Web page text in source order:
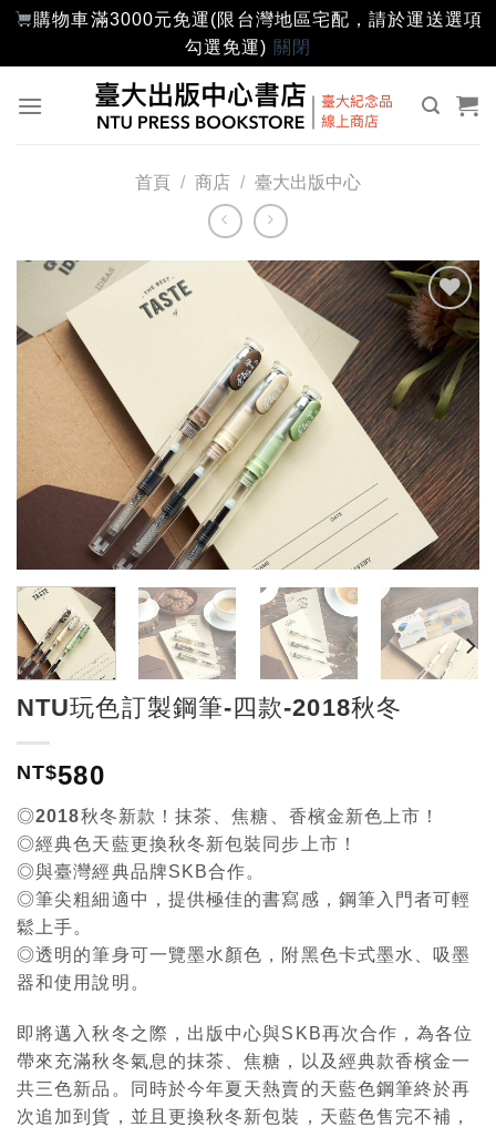
購物車滿3000元免運(限台灣地區宅配，請於運送選項
勾選免運) 關閉
首頁 / 商店 / 臺大出版中心
加入
「願
望輕
單」
NTU玩色訂製鋼筆-四款-2018秋冬
NT$580
◎2018秋冬新款！抹茶、焦糖、香檳金新色上市！
◎經典色天藍更換秋冬新包裝同步上市！
◎與臺灣經典品牌SKB合作。
◎筆尖粗細適中，提供極佳的書寫感，鋼筆入門者可輕
鬆上手。
◎透明的筆身可一覽墨水顏色，附黑色卡式墨水、吸墨
器和使用說明。
即將邁入秋冬之際，出版中心與SKB再次合作，為各位
帶來充滿秋冬氣息的抹茶、焦糖，以及經典款香檳金一
共三色新品。同時於今年夏天熱賣的天藍色鋼筆終於再
次追加到貨，並且更換秋冬新包裝，天藍色售完不補，